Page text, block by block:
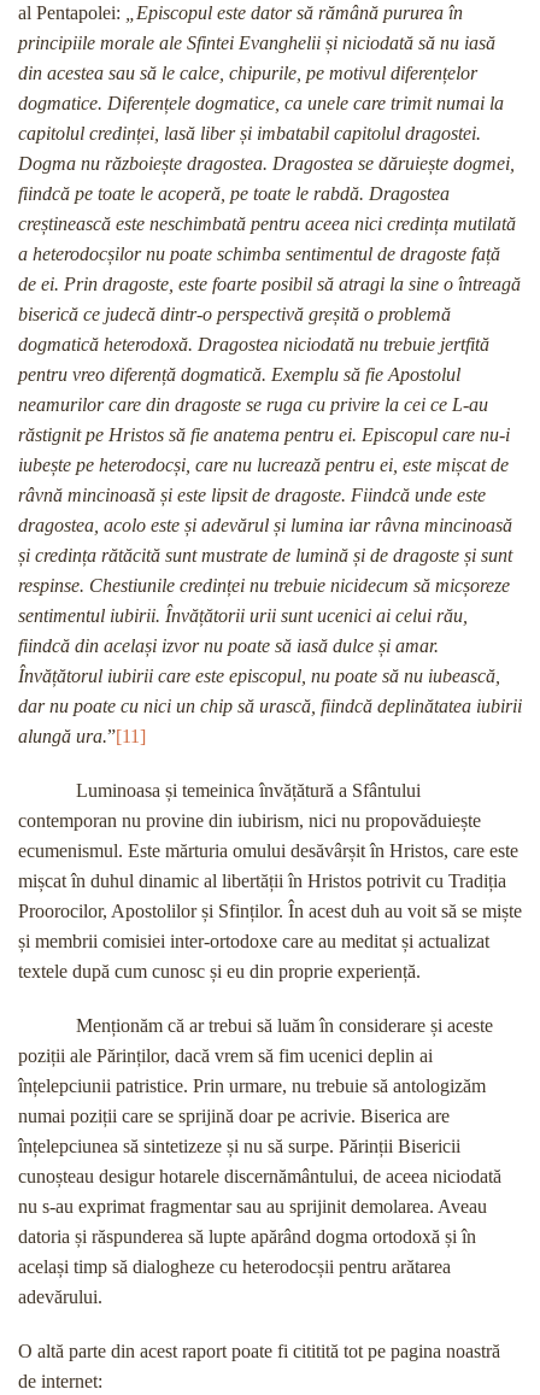
al Pentapolei:
„Episcopul este dator să rămână pururea în
principiile morale ale Sfintei Evanghelii și niciodată să nu iasă
din acestea sau să le calce, chipurile, pe motivul diferențelor
dogmatice. Diferențele dogmatice, ca unele care trimit numai la
capitolul credinței, lasă liber și imbatabil capitolul dragostei.
Dogma nu războiește dragostea. Dragostea se dăruiește dogmei,
fiindcă pe toate le acoperă, pe toate le rabdă. Dragostea
creștinească este neschimbată pentru aceea nici credința mutilată
a heterodocșilor nu poate schimba sentimentul de dragoste față
de ei. Prin dragoste, este foarte posibil să atragi la sine o întreagă
biserică ce judecă dintr-o perspectivă greșită o problemă
dogmatică heterodoxă. Dragostea niciodată nu trebuie jertfită
pentru vreo diferență dogmatică. Exemplu să fie Apostolul
neamurilor care din dragoste se ruga cu privire la cei ce L-au
răstignit pe Hristos să fie anatema pentru ei. Episcopul care nu-i
iubește pe heterodocși, care nu lucrează pentru ei, este mișcat de
râvnă mincinoasă și este lipsit de dragoste. Fiindcă unde este
dragostea, acolo este și adevărul și lumina iar râvna mincinoasă
și credința rătăcită sunt mustrate de lumină și de dragoste și sunt
respinse. Chestiunile credinței nu trebuie nicidecum să micșoreze
sentimentul iubirii. Învățătorii urii sunt ucenici ai celui rău,
fiindcă din același izvor nu poate să iasă dulce și amar.
Învățătorul iubirii care este episcopul, nu poate să nu iubească,
dar nu poate cu nici un chip să urască, fiindcă deplinătatea iubirii
alungă ura.”[11]
Luminoasa și temeinica învățătură a Sfântului
contemporan nu provine din iubirism, nici nu propovăduiește
ecumenismul. Este mărturia omului desăvârșit în Hristos, care este
mișcat în duhul dinamic al libertății în Hristos potrivit cu Tradiția
Proorocilor, Apostolilor și Sfinților. În acest duh au voit să se miște
și membrii comisiei inter-ortodoxe care au meditat și actualizat
textele după cum cunosc și eu din proprie experiență.
Menționăm că ar trebui să luăm în considerare și aceste
poziții ale Părinților, dacă vrem să fim ucenici deplin ai
înțelepciunii patristice. Prin urmare, nu trebuie să antologizăm
numai poziții care se sprijină doar pe acrivie. Biserica are
înțelepciunea să sintetizeze și nu să surpe. Părinții Bisericii
cunoșteau desigur hotarele discernământului, de aceea niciodată
nu s-au exprimat fragmentar sau au sprijinit demolarea. Aveau
datoria și răspunderea să lupte apărând dogma ortodoxă și în
același timp să dialogheze cu heterodocșii pentru arătarea
adevărului.
O altă parte din acest raport poate fi cititită tot pe pagina noastră
de internet: